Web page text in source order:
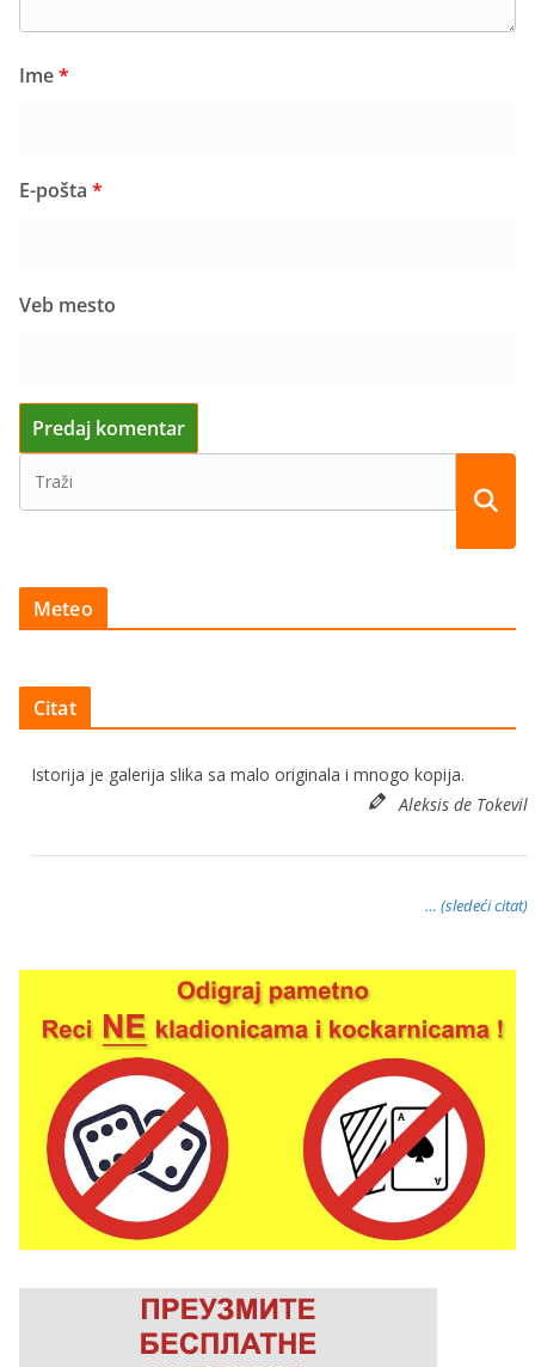
Ime*
E-pošta *
Veb mesto
Meteo
Citat
Istorija je galerija slika sa malo originala i mnogo kopija.
Aleksis de Tokevil
… (sledeći citat)